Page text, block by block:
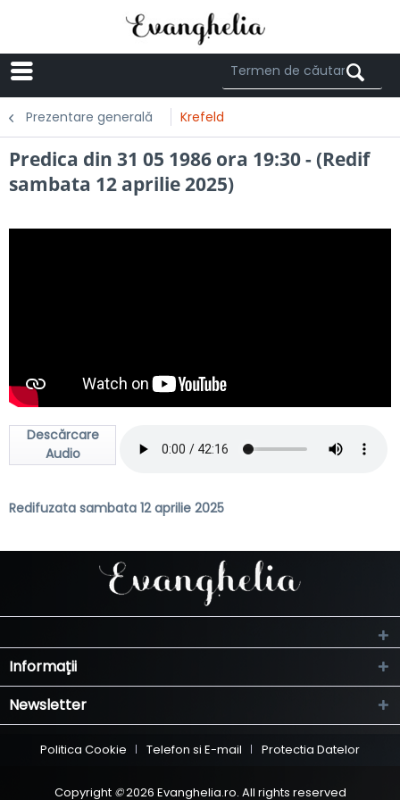
Prezentare generală Krefeld
Predica din 31 05 1986 ora 19:30 - (Redif
sambata 12 aprilie 2025)
Descărcare
Audio
Redifuzata sambata 12 aprilie 2025
Informații
Newsletter
Politica Cookie Telefon si E-mail Protectia Datelor
Copyright ©2026 Evanghelia.ro. All rights reserved